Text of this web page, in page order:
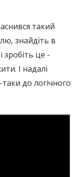
такий
знайдіть в
зробіть це -
І надалі
до логічного